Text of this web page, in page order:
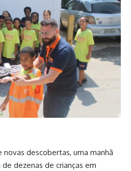
descobertas, uma manhã
dezenas de crianças em